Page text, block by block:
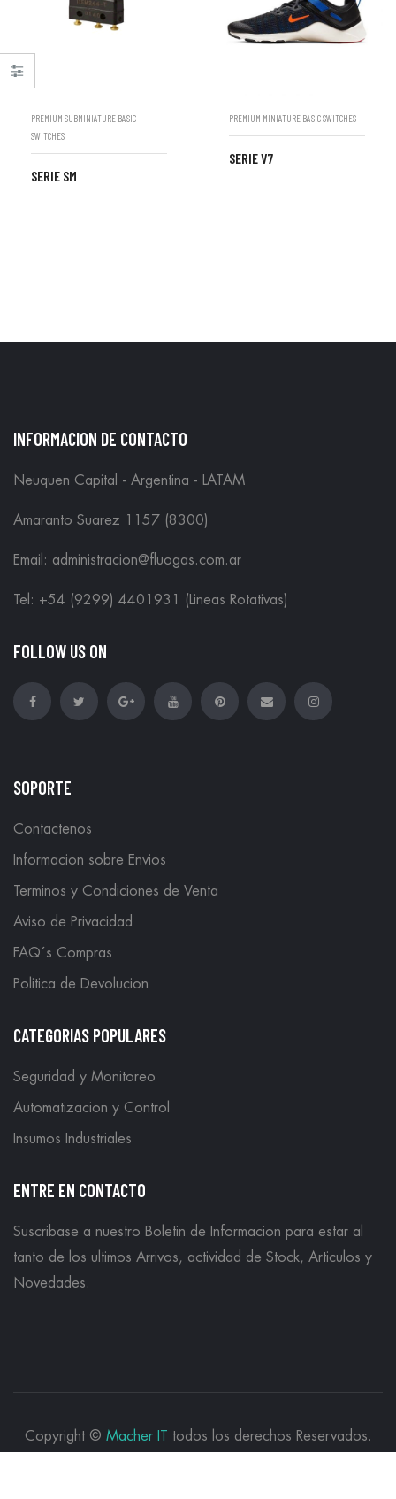
PREMIUM SUBMINIATURE BASIC
SWITCHES
SERIE SM
PREMIUM MINIATURE BASIC SWITCHES
SERIE V7
INFORMACION DE CONTACTO
Neuquen Capital - Argentina - LATAM
Amaranto Suarez 1157 (8300)
Email: administracion@fluogas.com.ar
Tel: +54 (9299) 4401931 (Lineas Rotativas)
FOLLOW US ON
SOPORTE
Contactenos
Informacion sobre Envios
Terminos y Condiciones de Venta
Aviso de Privacidad
FAQ´s Compras
Politica de Devolucion
CATEGORIAS POPULARES
Seguridad y Monitoreo
Automatizacion y Control
Insumos Industriales
ENTRE EN CONTACTO
Suscribase a nuestro Boletin de Informacion para estar al
tanto de los ultimos Arrivos, actividad de Stock, Articulos y
Novedades.
Copyright © Macher IT todos los derechos Reservados.